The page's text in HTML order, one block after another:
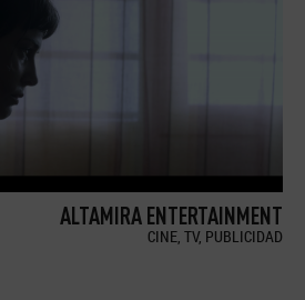
ALTAMIRA ENTERTAINMENT
CINE, TV, PUBLICIDAD